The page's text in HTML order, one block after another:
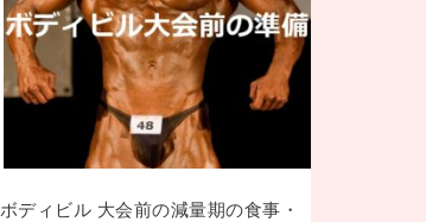
ボディビル 大会前の減量期の食事・